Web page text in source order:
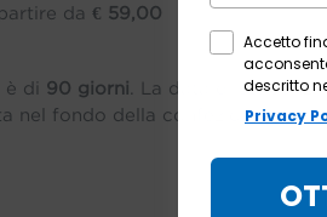
da € 59,00
è di 90 giorni . La data di scadenza
nel fondo della confezione.
ACCETTA
Accetto
descritto
Privacy